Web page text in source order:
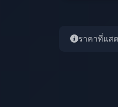
ราคาที่แส